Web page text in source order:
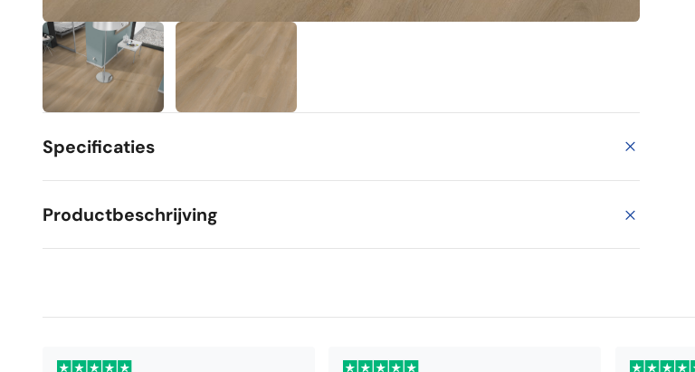
Specificaties
Productbeschrijving